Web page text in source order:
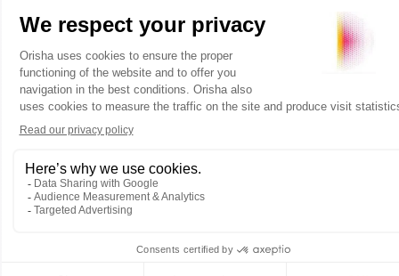
étape de leur
parcours d'achat.
En amont de
l’achat : faciliter
l’accès aux
informations
rapidementFace à